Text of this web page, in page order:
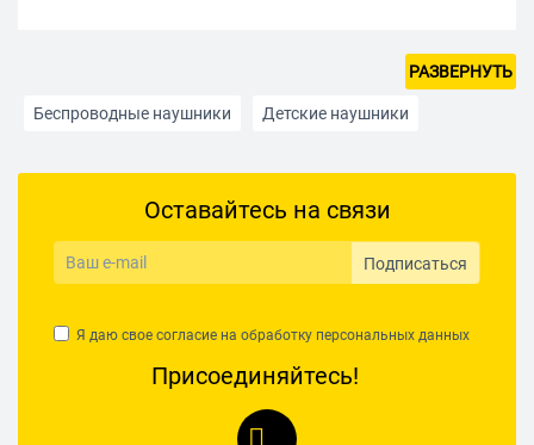
Беспроводные наушники Детские наушники
Для компьютера с микрофоном Для смартфонов
Наушники для телевизора Накладные наушники
РАЗВЕРНУТЬ
Оставайтесь на связи
Подписаться
Я даю свое согласие на обработку персональных данных
Присоединяйтесь!